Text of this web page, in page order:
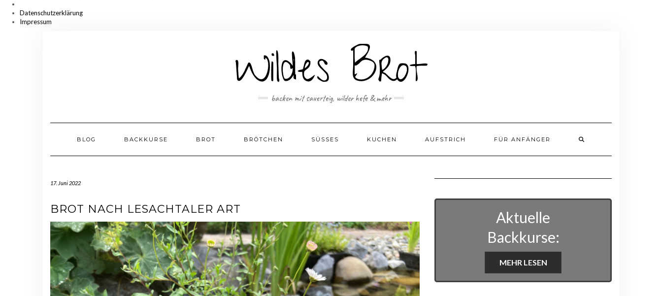
Datenschutzerklärung
Impressum
backen mit sauerteig, wilder hefe & mehr
BLOG BACKKURSE BROT BRÖTCHEN SÜSSES KUCHEN AUFSTRICH FÜR ANFÄNGER
17. Juni 2022
BROT NACH LESACHTALER ART
Aktuelle
Backkurse:
MEHR LESEN